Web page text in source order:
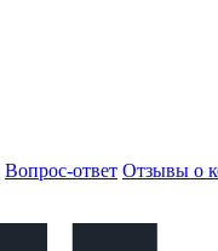
Вопрос-ответ Отзывы о